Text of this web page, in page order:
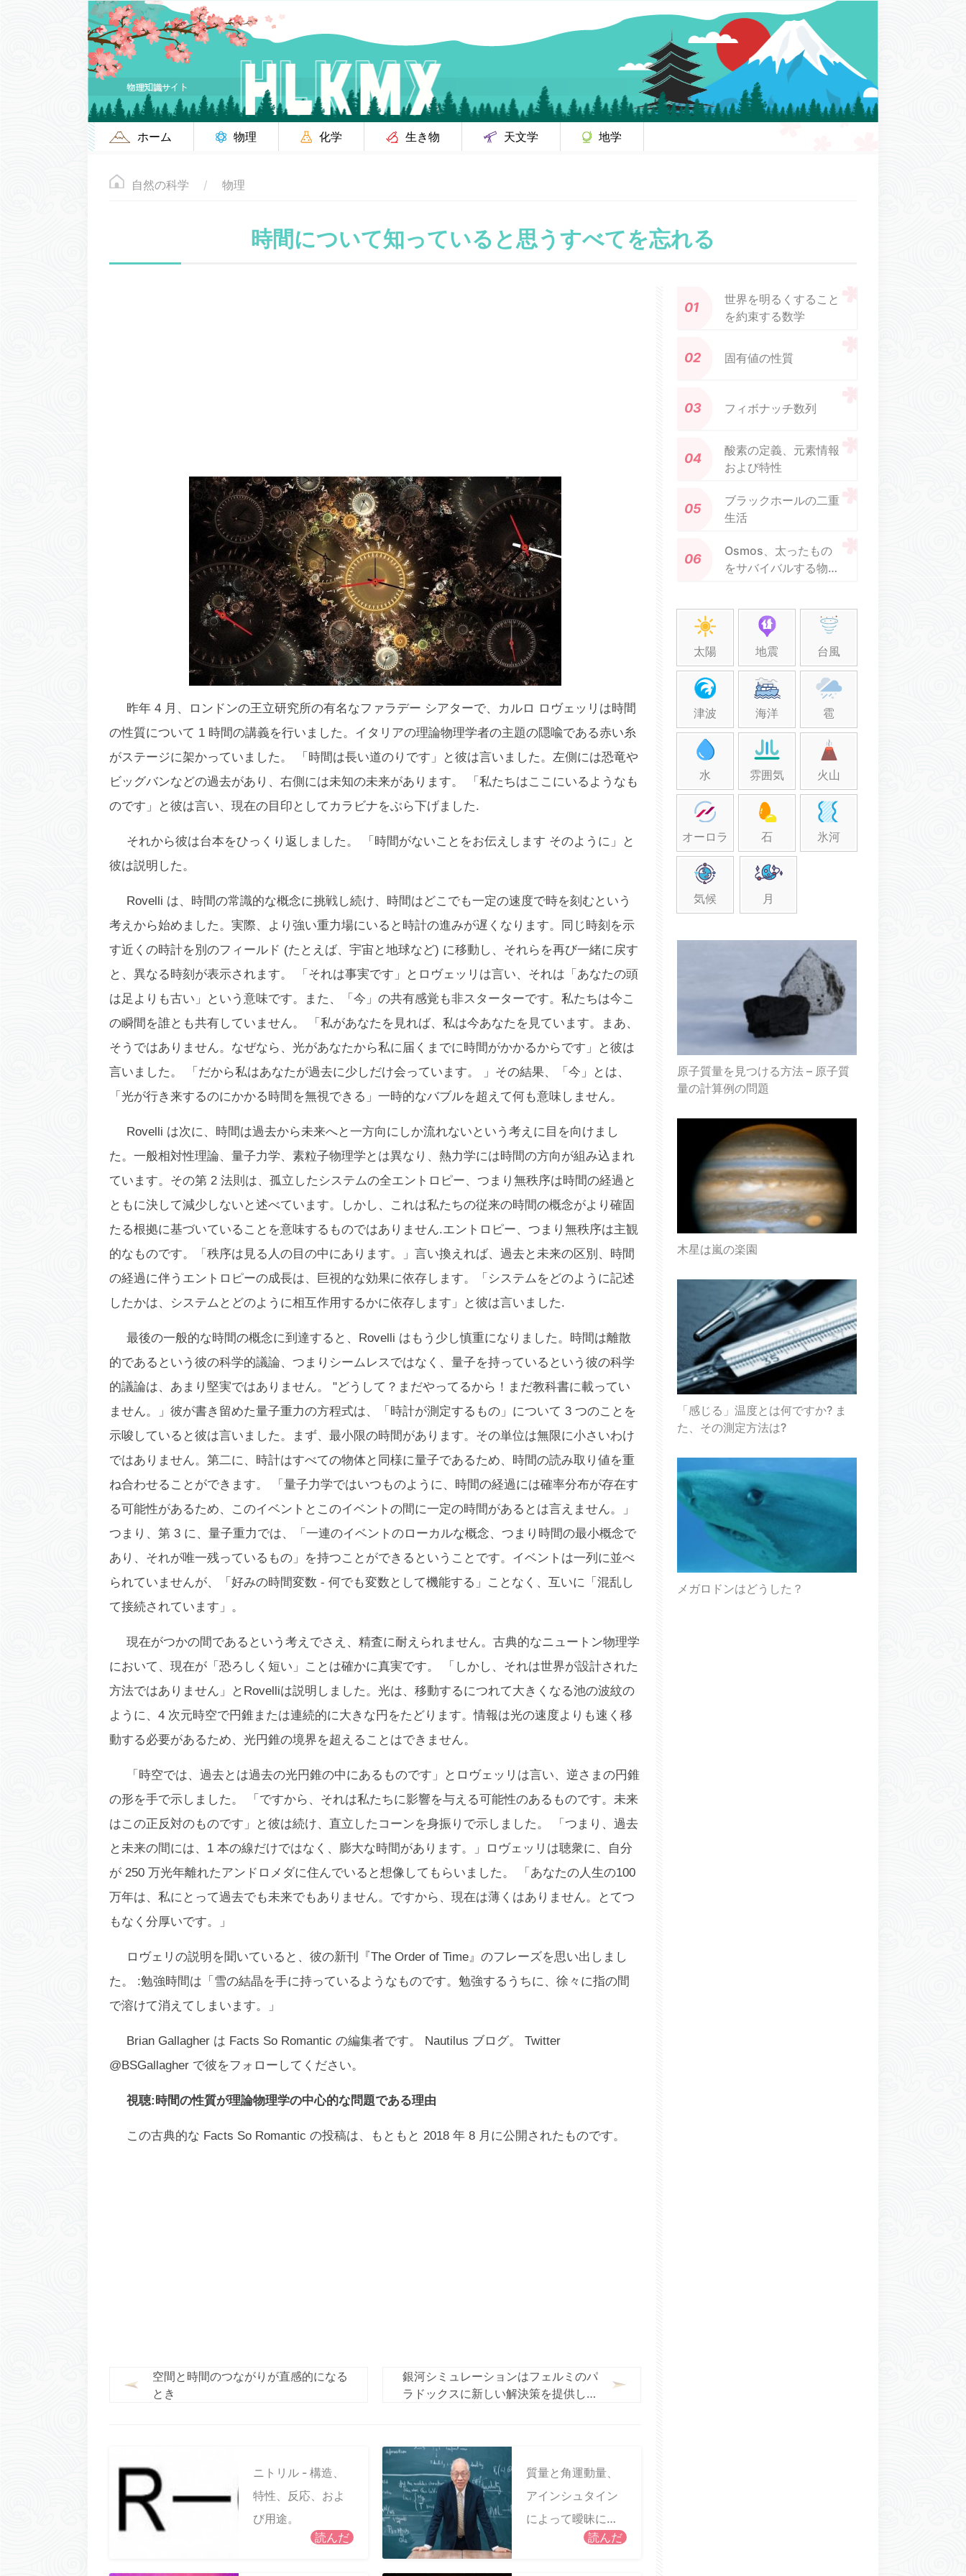
ホーム 物理 化学 生き物 天文学 地学
自然の科学 物理
時間について知っていると思うすべてを忘れる
昨年 4 月、ロンドンの王立研究所の有名なファラデー シアターで、カルロ ロヴェッリは時間
の性質について 1 時間の講義を行いました。イタリアの理論物理学者の主題の隠喩である赤い糸
がステージに架かっていました。 「時間は長い道のりです」と彼は言いました。左側には恐竜や
ビッグバンなどの過去があり、右側には未知の未来があります。 「私たちはここにいるようなも
のです」と彼は言い、現在の目印としてカラビナをぶら下げました.
それから彼は台本をひっくり返しました。 「時間がないことをお伝えします そのように」と
彼は説明した。
Rovelli は、時間の常識的な概念に挑戦し続け、時間はどこでも一定の速度で時を刻むという
考えから始めました。実際、より強い重力場にいると時計の進みが遅くなります。同じ時刻を示
す近くの時計を別のフィールド (たとえば、宇宙と地球など) に移動し、それらを再び一緒に戻す
と、異なる時刻が表示されます。 「それは事実です」とロヴェッリは言い、それは「あなたの頭
は足よりも古い」という意味です。また、「今」の共有感覚も非スターターです。私たちは今こ
の瞬間を誰とも共有していません。 「私があなたを見れば、私は今あなたを見ています。まあ、
そうではありません。なぜなら、光があなたから私に届くまでに時間がかかるからです」と彼は
言いました。 「だから私はあなたが過去に少しだけ会っています。 」その結果、「今」とは、
「光が行き来するのにかかる時間を無視できる」一時的なバブルを超えて何も意味しません。
Rovelli は次に、時間は過去から未来へと一方向にしか流れないという考えに目を向けまし
た。一般相対性理論、量子力学、素粒子物理学とは異なり、熱力学には時間の方向が組み込まれ
ています。その第 2 法則は、孤立したシステムの全エントロピー、つまり無秩序は時間の経過と
ともに決して減少しないと述べています。しかし、これは私たちの従来の時間の概念がより確固
たる根拠に基づいていることを意味するものではありません.エントロピー、つまり無秩序は主観
的なものです。「秩序は見る人の目の中にあります。」言い換えれば、過去と未来の区別、時間
の経過に伴うエントロピーの成長は、巨視的な効果に依存します。「システムをどのように記述
したかは、システムとどのように相互作用するかに依存します」と彼は言いました.
最後の一般的な時間の概念に到達すると、Rovelli はもう少し慎重になりました。時間は離散
的であるという彼の科学的議論、つまりシームレスではなく、量子を持っているという彼の科学
的議論は、あまり堅実ではありません。 "どうして？まだやってるから！まだ教科書に載ってい
ません。」彼が書き留めた量子重力の方程式は、「時計が測定するもの」について 3 つのことを
示唆していると彼は言いました。まず、最小限の時間があります。その単位は無限に小さいわけ
ではありません。第二に、時計はすべての物体と同様に量子であるため、時間の読み取り値を重
ね合わせることができます。 「量子力学ではいつものように、時間の経過には確率分布が存在す
る可能性があるため、このイベントとこのイベントの間に一定の時間があるとは言えません。」
つまり、第 3 に、量子重力では、「一連のイベントのローカルな概念、つまり時間の最小概念で
あり、それが唯一残っているもの」を持つことができるということです。イベントは一列に並べ
られていませんが、「好みの時間変数 - 何でも変数として機能する」ことなく、互いに「混乱し
て接続されています」。
現在がつかの間であるという考えでさえ、精査に耐えられません。古典的なニュートン物理学
において、現在が「恐ろしく短い」ことは確かに真実です。 「しかし、それは世界が設計された
方法ではありません」とRovelliは説明しました。光は、移動するにつれて大きくなる池の波紋の
ように、4 次元時空で円錐または連続的に大きな円をたどります。情報は光の速度よりも速く移
動する必要があるため、光円錐の境界を超えることはできません。
「時空では、過去とは過去の光円錐の中にあるものです」とロヴェッリは言い、逆さまの円錐
の形を手で示しました。 「ですから、それは私たちに影響を与える可能性のあるものです。未来
はこの正反対のものです」と彼は続け、直立したコーンを身振りで示しました。 「つまり、過去
と未来の間には、1 本の線だけではなく、膨大な時間があります。」ロヴェッリは聴衆に、自分
が 250 万光年離れたアンドロメダに住んでいると想像してもらいました。 「あなたの人生の100
万年は、私にとって過去でも未来でもありません。ですから、現在は薄くはありません。とてつ
もなく分厚いです。」
ロヴェリの説明を聞いていると、彼の新刊『The Order of Time』のフレーズを思い出しまし
た。 :勉強時間は「雪の結晶を手に持っているようなものです。勉強するうちに、徐々に指の間
で溶けて消えてしまいます。」
Brian Gallagher は Facts So Romantic の編集者です。 Nautilus ブログ。 Twitter
@BSGallagher で彼をフォローしてください。
視聴:時間の性質が理論物理学の中心的な問題である理由
この古典的な Facts So Romantic の投稿は、もともと 2018 年 8 月に公開されたものです。
空間と時間のつながりが直感的になる
とき
銀河シミュレーションはフェルミのパ
ラドックスに新しい解決策を提供しま
ニトリル - 構造、
特性、反応、およ
び用途。
読んだ
質量と角運動量、
アインシュタイン
によって曖昧にさ
れたものを定義す
読んだ
世界を明るくすること
を約束する数学
固有値の性質
フィボナッチ数列
酸素の定義、元素情報
および特性
ブラックホールの二重
生活
Osmos、太ったもの
をサバイバルする物理
太陽 地震 台風
津波 海洋 雹
水 雰囲気 火山
オーロラ 石 氷河
気候 月
原子質量を見つける方法 – 原子質
量の計算例の問題
木星は嵐の楽園
「感じる」温度とは何ですか? ま
た、その測定方法は?
メガロドンはどうした？